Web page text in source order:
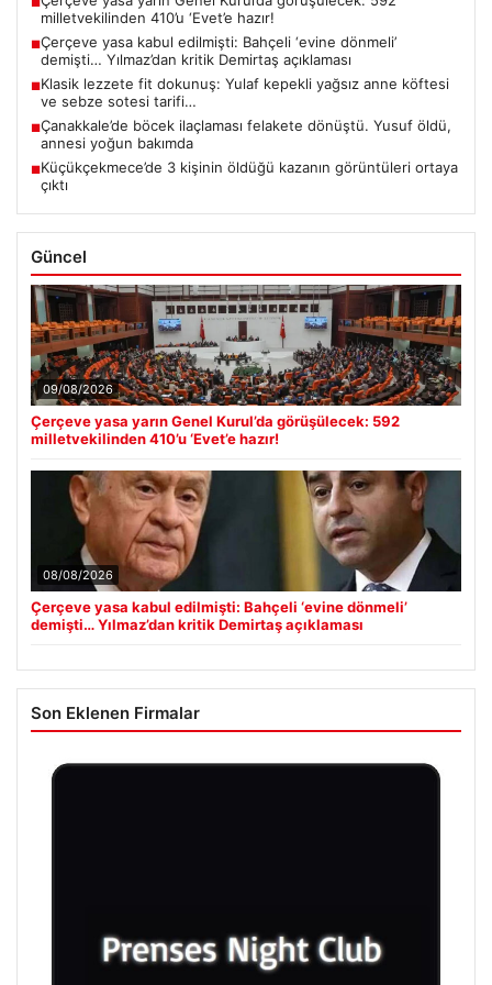
milletvekilinden 410’u ‘Evet’e hazır!
■Çerçeve yasa kabul edilmişti: Bahçeli ‘evine dönmeli’
demişti… Yılmaz’dan kritik Demirtaş açıklaması
■Klasik lezzete fit dokunuş: Yulaf kepekli yağsız anne köftesi
ve sebze sotesi tarifi…
■Çanakkale’de böcek ilaçlaması felakete dönüştü. Yusuf öldü,
annesi yoğun bakımda
■Küçükçekmece’de 3 kişinin öldüğü kazanın görüntüleri ortaya
çıktı
Güncel
09/08/2026
Çerçeve yasa yarın Genel Kurul’da görüşülecek: 592
milletvekilinden 410’u ‘Evet’e hazır!
08/08/2026
Çerçeve yasa kabul edilmişti: Bahçeli ‘evine dönmeli’
demişti… Yılmaz’dan kritik Demirtaş açıklaması
Son Eklenen Firmalar